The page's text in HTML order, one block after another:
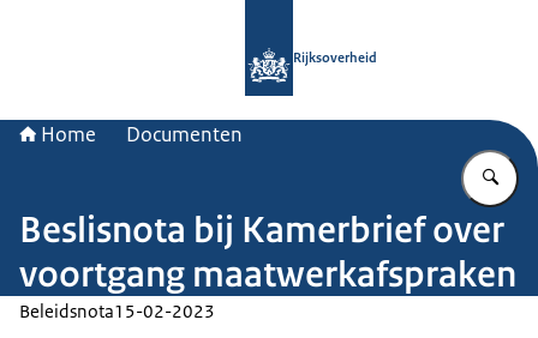
Rijksoverheid
Home Documenten
Beslisnota bij Kamerbrief over
voortgang maatwerkafspraken
Beleidsnota15-02-2023